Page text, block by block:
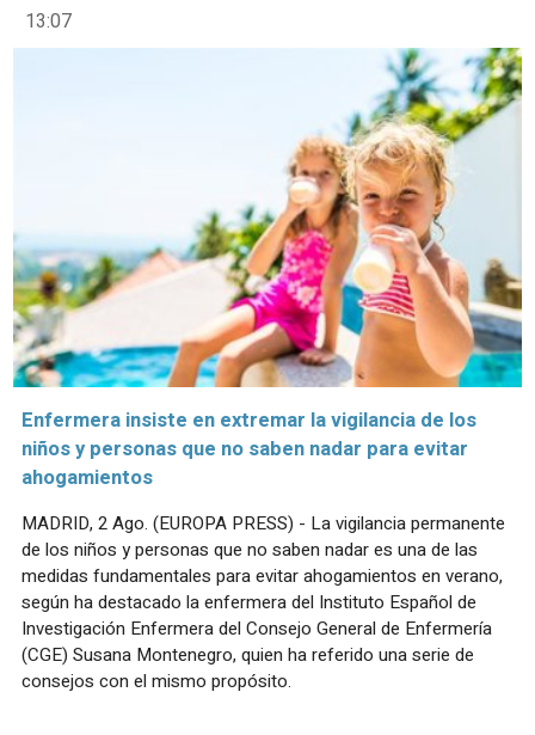
13:07
Enfermera insiste en extremar la vigilancia de los
niños y personas que no saben nadar para evitar
ahogamientos
MADRID, 2 Ago. (EUROPA PRESS) - La vigilancia permanente
de los niños y personas que no saben nadar es una de las
medidas fundamentales para evitar ahogamientos en verano,
según ha destacado la enfermera del Instituto Español de
Investigación Enfermera del Consejo General de Enfermería
(CGE) Susana Montenegro, quien ha referido una serie de
consejos con el mismo propósito.